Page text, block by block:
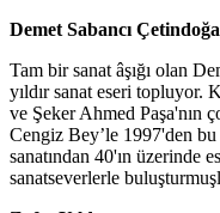
Demet Sabancı
Tam bir sanat âşığı olan
yıldır sanat eseri topluyor.
ve Şeker Ahmed Paşa'nın
Cengiz Bey’le 1997'den
sanatından 40'ın üzerinde
sanatseverlerle